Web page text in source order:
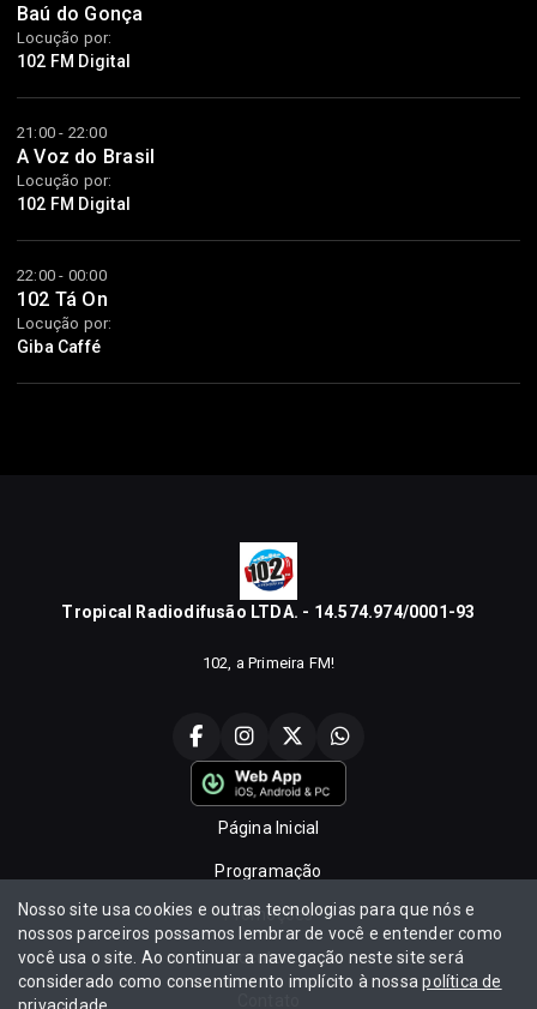
Baú do Gonça
Locução por:
102 FM Digital
21:00 - 22:00
A Voz do Brasil
Locução por:
102 FM Digital
22:00 - 00:00
102 Tá On
Locução por:
Giba Caffé
Tropical Radiodifusão LTDA. - 14.574.974/0001-93
102, a Primeira FM!
Página Inicial
Programação
Promoções
Locutores
Nosso site usa cookies e outras tecnologias para que nós e
nossos parceiros possamos lembrar de você e entender como
você usa o site. Ao continuar a navegação neste site será
considerado como consentimento implícito à nossapolítica de